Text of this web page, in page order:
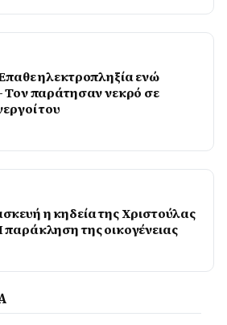
ηλεκτροπληξία ενώ
Τον παράτησαν νεκρό σε
του
η κηδεία της Χριστούλας
της οικογένειας